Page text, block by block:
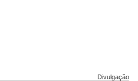
Divulgação